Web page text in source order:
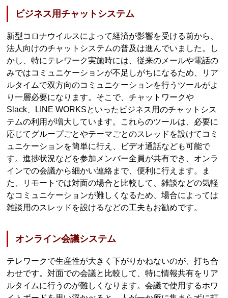
ビジネス用チャットシステム
新型コロナウイルスによって経済が影響を受ける前から、
法人向けのチャットシステムの普及は進んでいました。し
かし、特にテレワーク実施時には、従来のメールや電話の
みではコミュニケーションが不足しがちになるため、リア
ルタイムで双方向のコミュニケーションを行うツールがよ
り一層必要になります。そこで、チャットワークや
Slack、LINE WORKSといったビジネス用のチャットシス
テムの利用が増大しています。これらのツールは、必要に
応じてグループごとやテーマごとのスレッドを設けてコミ
ュニケーションを簡単に行え、ビデオ通話なども可能で
す。進捗状況などを参加メンバー全員が共有でき、オンラ
インでの会議から細かい連絡まで、便利に行えます。ま
た、リモートでは対面の場合と比較して、雑談などの気軽
なコミュニケーションが難しくなるため、場合によっては
雑談用のスレッドを設けるなどの工夫もお勧めです。
オンライン会議システム
テレワークで生産性が大きく下がりかねないのが、打ち合
わせです。対面での会議と比較して、特に情報共有をリア
ルタイムに行うのが難しくなります。会議で使用するホワ